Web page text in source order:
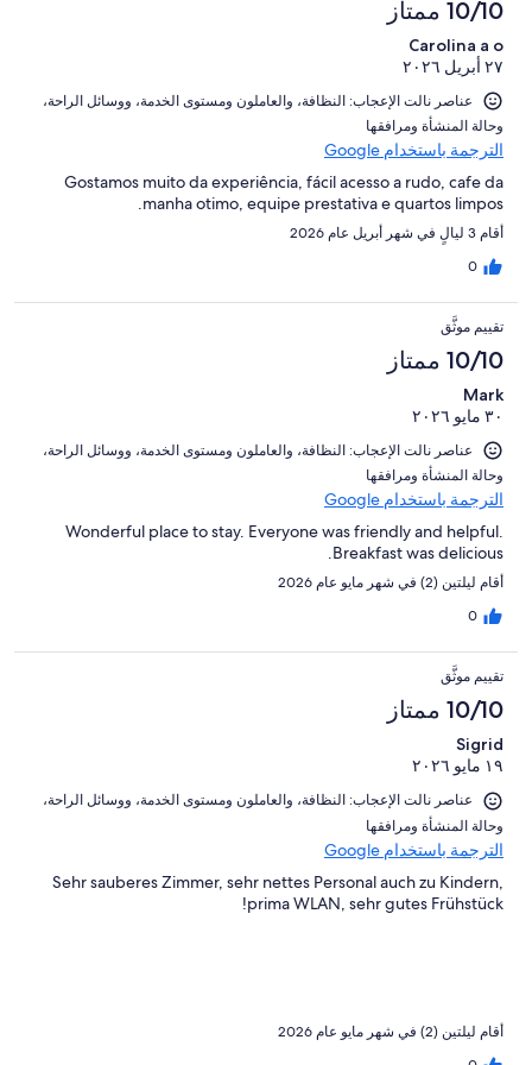
تقييمات
791
من
تقييمات
النزلاء
10/10 ممتاز
Carolina a o
٢٧ أبريل ٢٠٢٦
عناصر نالت الإعجاب: ⁦النظافة⁩، و⁦العاملون ومستوى الخدمة⁩، و⁦وسائل الراحة⁩،
و⁦حالة المنشأة ومرافقها⁩
الترجمة باستخدام Google
Gostamos muito da experiência, fácil acesso a rudo, cafe da
manha otimo, equipe prestativa e quartos limpos.
أقام 3 ليالٍ في شهر أبريل عام 2026
0
تقييم موثَّق
10/10 ممتاز
Mark
٣٠ مايو ٢٠٢٦
عناصر نالت الإعجاب: ⁦النظافة⁩، و⁦العاملون ومستوى الخدمة⁩، و⁦وسائل الراحة⁩،
و⁦حالة المنشأة ومرافقها⁩
الترجمة باستخدام Google
Wonderful place to stay. Everyone was friendly and helpful.
Breakfast was delicious.
أقام ليلتين (2) في شهر مايو عام 2026
0
تقييم موثَّق
10/10 ممتاز
Sigrid
١٩ مايو ٢٠٢٦
عناصر نالت الإعجاب: ⁦النظافة⁩، و⁦العاملون ومستوى الخدمة⁩، و⁦وسائل الراحة⁩،
و⁦حالة المنشأة ومرافقها⁩
الترجمة باستخدام Google
Sehr sauberes Zimmer, sehr nettes Personal auch zu Kindern,
prima WLAN, sehr gutes Frühstück!
أقام ليلتين (2) في شهر مايو عام 2026